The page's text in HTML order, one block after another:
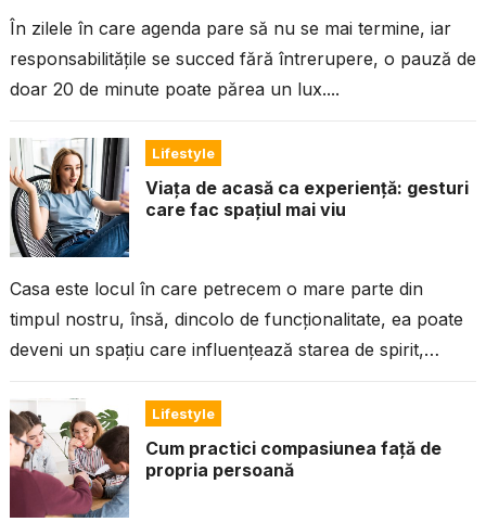
În zilele în care agenda pare să nu se mai termine, iar
responsabilitățile se succed fără întrerupere, o pauză de
doar 20 de minute poate părea un lux....
Lifestyle
Viața de acasă ca experiență: gesturi
care fac spațiul mai viu
Casa este locul în care petrecem o mare parte din
timpul nostru, însă, dincolo de funcționalitate, ea poate
deveni un spațiu care influențează starea de spirit,
Lifestyle
Cum practici compasiunea față de
propria persoană